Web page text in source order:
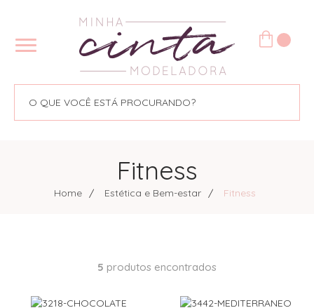
Fitness
Home Estética e Bem-estar Fitness
5 produtos encontrados